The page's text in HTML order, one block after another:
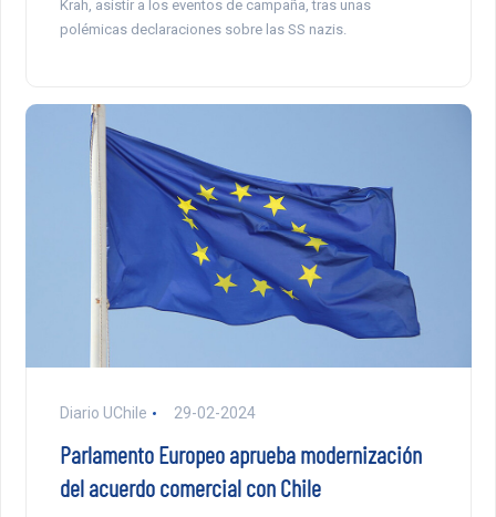
Krah, asistir a los eventos de campaña, tras unas
polémicas declaraciones sobre las SS nazis.
Diario UChile 29-02-2024
Parlamento Europeo aprueba modernización
del acuerdo comercial con Chile